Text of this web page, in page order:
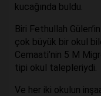
kucağında buldu.
Biri Fethullah
çok büyük bir okul
Cemaati’nin 5 M
tipi okul talepleriydi.
Ve her iki okulun